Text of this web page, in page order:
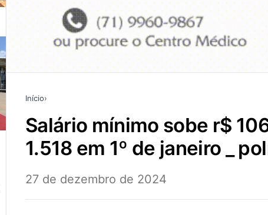
Início›
salário mínimo sobe r$ 106 e passará a ser de r$
1.518 em 1º de janeiro _
27 de dezembro de 2024